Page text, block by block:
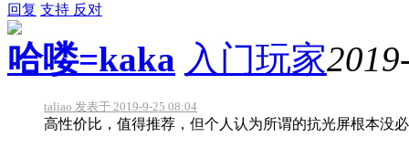
回复 支持 反对
哈喽=kaka 入门玩家
taliao 发表于 2019-9-25 08:04
高性价比，值得推荐，但个人认为所谓的抗光屏根本没